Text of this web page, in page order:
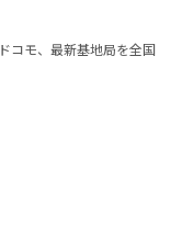
コモ、最新基地局を全国